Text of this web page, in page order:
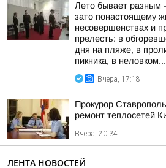
Лето бывает разным
зато понастоящему
несовершенствах и
прелесть: в
дня на пляже, в
пикника, в неловком...
Вчера, 17:18
Прокурор
ремонт теплосетей
Вчера, 20:34
ЛЕНТА НОВОСТЕЙ